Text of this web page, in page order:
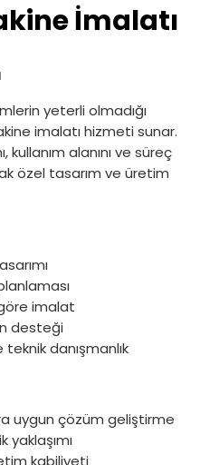
İmalatı
yeterli olmadığı
imalatı hizmeti sunar.
kullanım alanını ve süreç
özel tasarım ve üretim
imalat
desteği
danışmanlık
uygun çözüm geliştirme
yaklaşımı
kabiliyeti